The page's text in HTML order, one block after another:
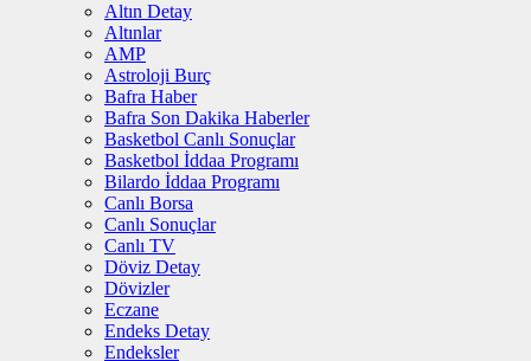
Altın Detay
Altınlar
AMP
Astroloji Burç
Bafra Haber
Bafra Son Dakika Haberler
Basketbol Canlı Sonuçlar
Basketbol İddaa Programı
Bilardo İddaa Programı
Canlı Borsa
Canlı Sonuçlar
Canlı TV
Döviz Detay
Dövizler
Eczane
Endeks Detay
Endeksler